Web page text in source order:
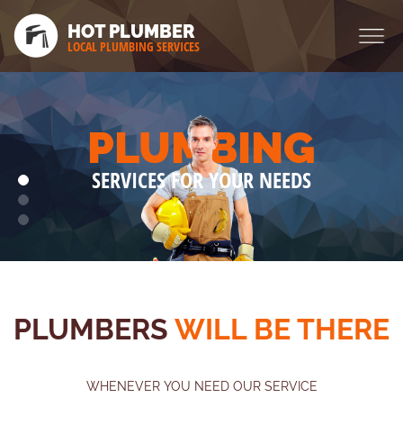
HOT PLUMBER
LOCAL PLUMBING SERVICES
PLUMBING
SERVICES FOR YOUR NEEDS
PLUMBERS WILL BE THERE
WHENEVER YOU NEED OUR SERVICE